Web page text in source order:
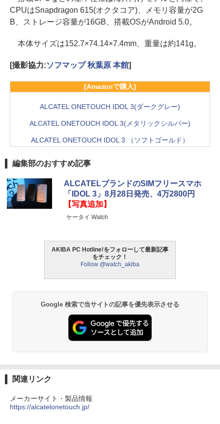
CPUはSnapdragon 615(オクタコア)、メモリ容量が2G
B、ストレージ容量が16GB、搭載OSがAndroid 5.0。
本体サイズは152.7×74.14×7.4mm、重量は約141g。
[撮影協力:ソフマップ 秋葉原 本館]
[Amazonで購入]
ALCATEL ONETOUCH IDOL 3(ダークグレー)
ALCATEL ONETOUCH IDOL 3(メタリックシルバー)
ALCATEL ONETOUCH IDOL 3 （ソフトゴールド）
編集部のおすすめ記事
ALCATELブランドのSIMフリースマホ
「IDOL 3」8月28日発売、4万2800円
【写真追加】
ケータイ Watch
AKIBA PC Hotline!をフォローして最新記事
をチェック！
Follow @watch_akiba
Google 検索で当サイトの記事を優先表示させる
関連リンク
メーカーサイト・製品情報
https://alcatelonetouch.jp/